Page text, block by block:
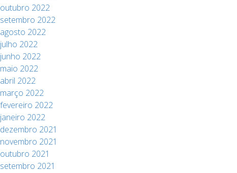
outubro 2022
setembro 2022
agosto 2022
julho 2022
junho 2022
maio 2022
abril 2022
março 2022
fevereiro 2022
janeiro 2022
dezembro 2021
novembro 2021
outubro 2021
setembro 2021